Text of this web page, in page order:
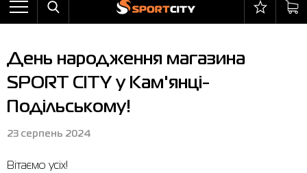
Назад
Штани
Вітрівки
Жилети
Костюми
Назад
Кросівки
Пляжне взуття
Напівчеревики
Чоботи
Назад
Бейсболки та панами
Бокс
Гірськолижний інвентар
Шкарпетки
Назад
Arena
Asics
Columbia
Jack Wolfskin
Назад
Бра
Штани
Вітрівки
Куртки
Назад
Повернення та обмін
Гарантія на товари
Магазини
Програма лояльності
День народження магазина
SPORT CITY у Кам'янці-
Подільському!
23 серпень 2024
Вітаємо усіх!